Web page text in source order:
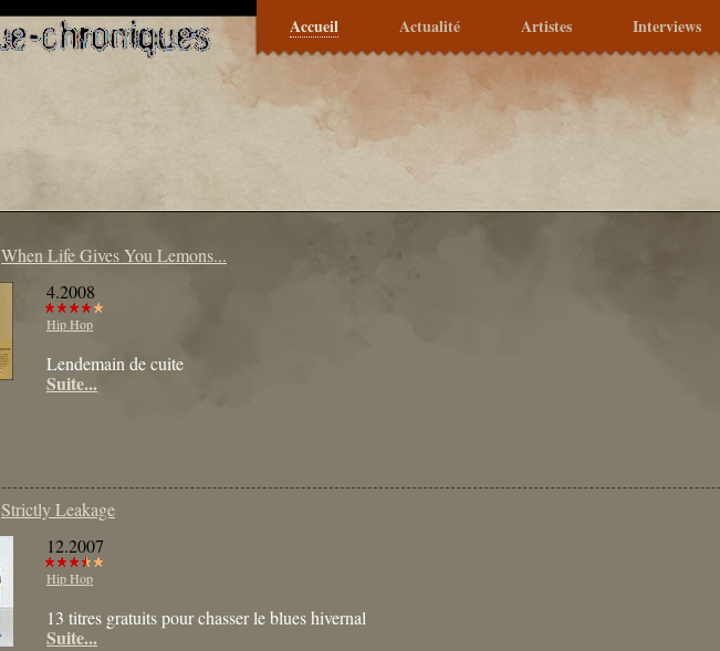
Accueil Actualité Artistes Interviews
When Life Gives You Lemons...
4.2008
Hip Hop
Lendemain de cuite
Suite...
Strictly Leakage
12.2007
Hip Hop
13 titres gratuits pour chasser le blues hivernal
Suite...